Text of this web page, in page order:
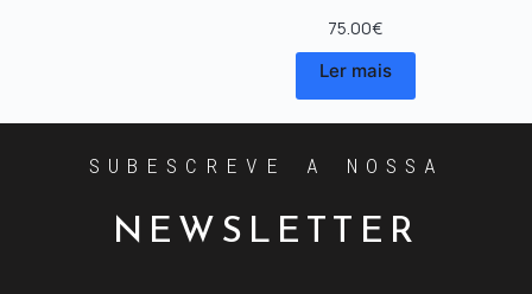
75.00€
Ler mais
SUBESCREVE A NOSSA
NEWSLETTER